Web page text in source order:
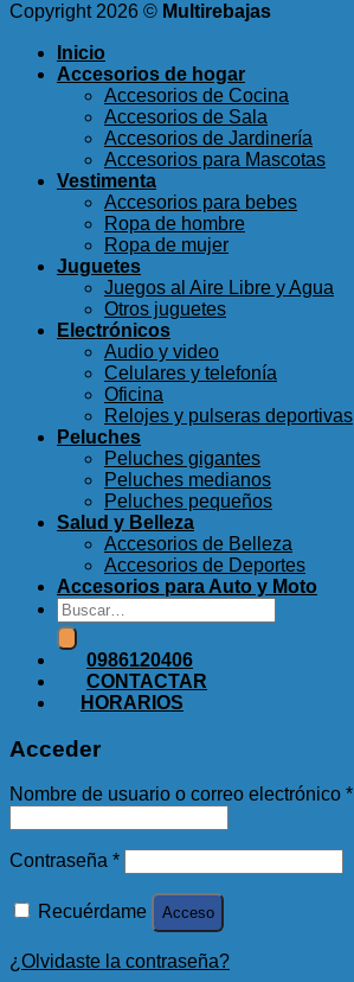
Copyright 2026 © Multirebajas
Inicio
Accesorios de hogar
Accesorios de Cocina
Accesorios de Sala
Accesorios de Jardinería
Accesorios para Mascotas
Vestimenta
Accesorios para bebes
Ropa de hombre
Ropa de mujer
Juguetes
Juegos al Aire Libre y Agua
Otros juguetes
Electrónicos
Audio y video
Celulares y telefonía
Oficina
Relojes y pulseras deportivas
Peluches
Peluches gigantes
Peluches medianos
Peluches pequeños
Salud y Belleza
Accesorios de Belleza
Accesorios de Deportes
Accesorios para Auto y Moto
Buscar
por:
0986120406
CONTACTAR
HORARIOS
Acceder
Nombre de usuario o correo electrónico *
Contraseña *
Recuérdame Acceso
¿Olvidaste la contraseña?